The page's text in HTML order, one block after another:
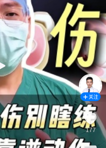
关注
177